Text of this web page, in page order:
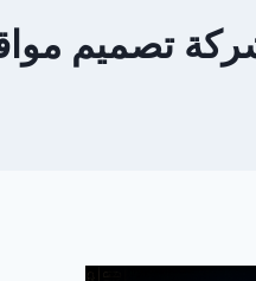
تصميم مواقع في